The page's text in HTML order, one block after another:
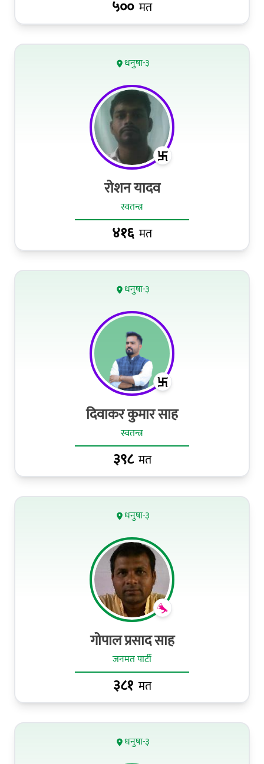
५०० मत
धनुषा-३
रोशन यादव
स्वतन्त्र
४१६ मत
धनुषा-३
दिवाकर कुमार साह
स्वतन्त्र
३९८मत
धनुषा-३
गोपाल प्रसाद साह
जनमत पार्टी
३८१ मत
धनुषा-३